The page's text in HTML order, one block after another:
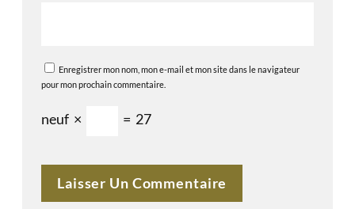
Enregistrer mon nom, mon e-mail et mon site dans le navigateur
pour mon prochain commentaire.
neuf × = 27